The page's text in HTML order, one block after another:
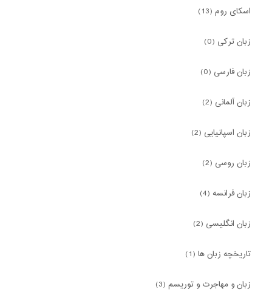
اسکای روم (13)
زبان ترکی (0)
زبان فارسی (0)
زبان آلمانی (2)
زبان اسپانیایی (2)
زبان روسی (2)
زبان فرانسه (4)
زبان انگلیسی (2)
تاریخچه زبان ها (1)
زبان و مهاجرت و توریسم (3)